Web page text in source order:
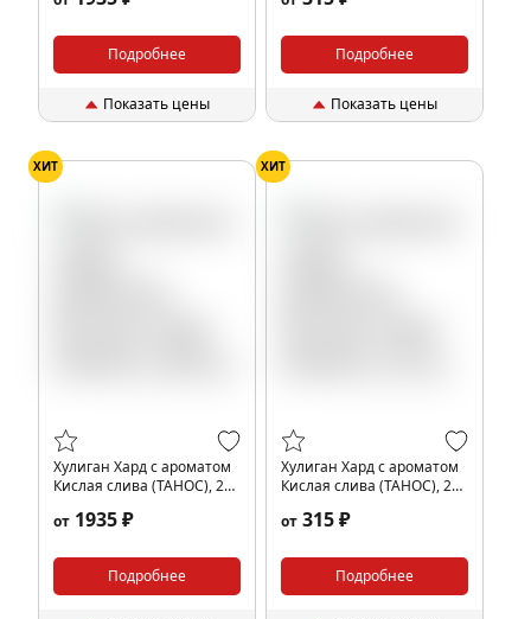
Подробнее
Показать цены
Подробнее
Показать цены
ХИТ
Хулиган Хард с ароматом
Кислая слива (ТАНОС), 200
от 1935 ₽
Подробнее
ХИТ
Хулиган Хард с ароматом
Кислая слива (ТАНОС), 25
от 315 ₽
Подробнее